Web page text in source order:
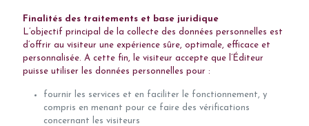
Finalités des traitements et base juridique
L’objectif principal de la collecte des données personnelles est
d’offrir au visiteur une expérience sûre, optimale, efficace et
personnalisée. A cette fin, le visiteur accepte que l’Éditeur
puisse utiliser les données personnelles pour :
fournir les services et en faciliter le fonctionnement, y
compris en menant pour ce faire des vérifications
concernant les visiteurs